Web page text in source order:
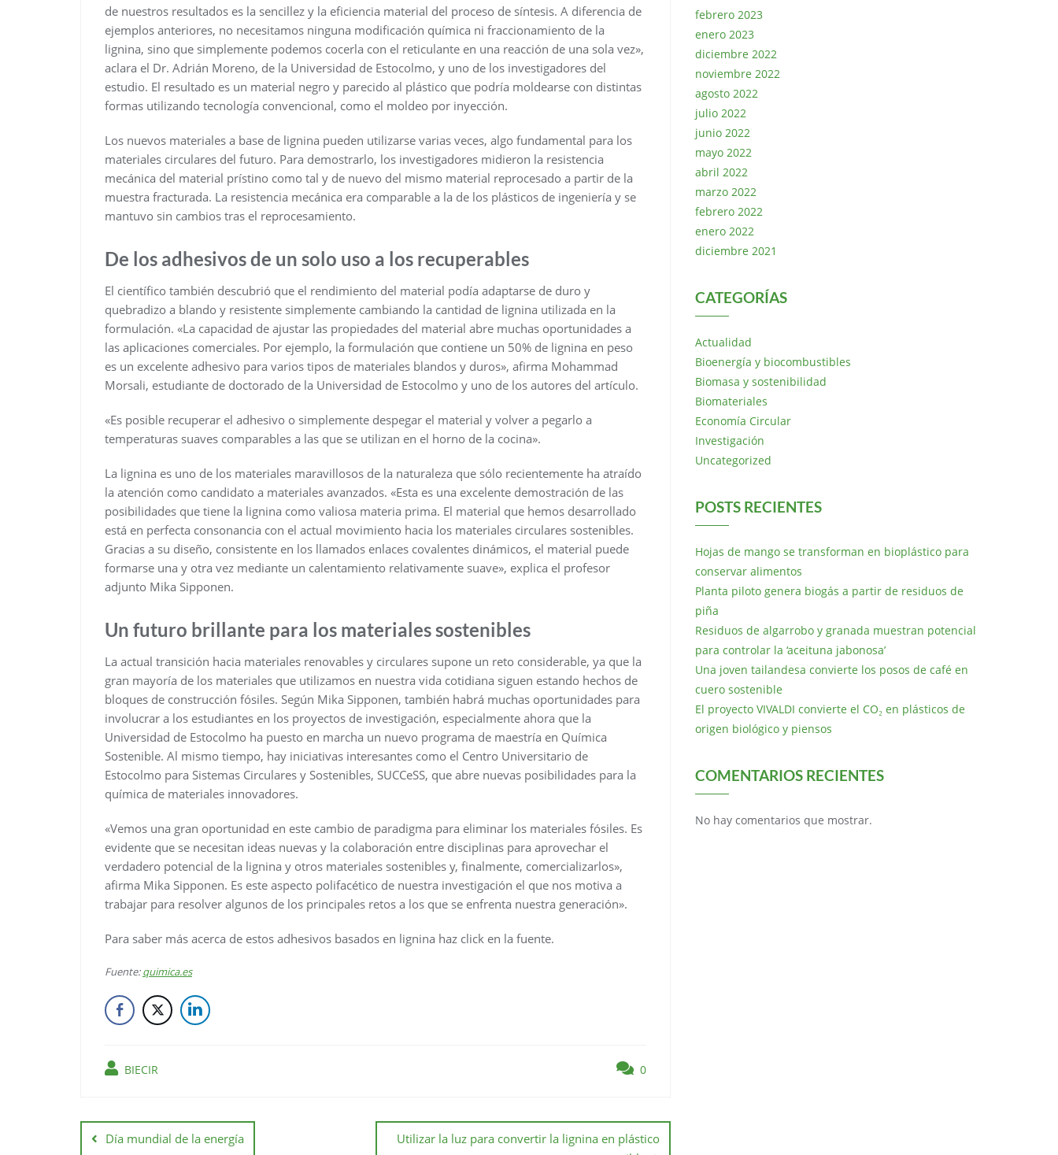
de nuestros resultados es la sencillez y la eficiencia material del proceso de síntesis. A diferencia de
ejemplos anteriores, no necesitamos ninguna modificación química ni fraccionamiento de la
lignina, sino que simplemente podemos cocerla con el reticulante en una reacción de una sola vez»,
aclara el Dr. Adrián Moreno, de la Universidad de Estocolmo, y uno de los investigadores del
estudio. El resultado es un material negro y parecido al plástico que podría moldearse con distintas
formas utilizando tecnología convencional, como el moldeo por inyección.
Los nuevos materiales a base de lignina pueden utilizarse varias veces, algo fundamental para los
materiales circulares del futuro. Para demostrarlo, los investigadores midieron la resistencia
mecánica del material prístino como tal y de nuevo del mismo material reprocesado a partir de la
muestra fracturada. La resistencia mecánica era comparable a la de los plásticos de ingeniería y se
mantuvo sin cambios tras el reprocesamiento.
De los adhesivos de un solo uso a los recuperables
El científico también descubrió que el rendimiento del material podía adaptarse de duro y
quebradizo a blando y resistente simplemente cambiando la cantidad de lignina utilizada en la
formulación. «La capacidad de ajustar las propiedades del material abre muchas oportunidades a
las aplicaciones comerciales. Por ejemplo, la formulación que contiene un 50% de lignina en peso
es un excelente adhesivo para varios tipos de materiales blandos y duros», afirma Mohammad
Morsali, estudiante de doctorado de la Universidad de Estocolmo y uno de los autores del artículo.
«Es posible recuperar el adhesivo o simplemente despegar el material y volver a pegarlo a
temperaturas suaves comparables a las que se utilizan en el horno de la cocina».
La lignina es uno de los materiales maravillosos de la naturaleza que sólo recientemente ha atraído
la atención como candidato a materiales avanzados. «Esta es una excelente demostración de las
posibilidades que tiene la lignina como valiosa materia prima. El material que hemos desarrollado
está en perfecta consonancia con el actual movimiento hacia los materiales circulares sostenibles.
Gracias a su diseño, consistente en los llamados enlaces covalentes dinámicos, el material puede
formarse una y otra vez mediante un calentamiento relativamente suave», explica el profesor
adjunto Mika Sipponen.
Un futuro brillante para los materiales sostenibles
La actual transición hacia materiales renovables y circulares supone un reto considerable, ya que la
gran mayoría de los materiales que utilizamos en nuestra vida cotidiana siguen estando hechos de
bloques de construcción fósiles. Según Mika Sipponen, también habrá muchas oportunidades para
involucrar a los estudiantes en los proyectos de investigación, especialmente ahora que la
Universidad de Estocolmo ha puesto en marcha un nuevo programa de maestría en Química
Sostenible. Al mismo tiempo, hay iniciativas interesantes como el Centro Universitario de
Estocolmo para Sistemas Circulares y Sostenibles, SUCCeSS, que abre nuevas posibilidades para la
química de materiales innovadores.
«Vemos una gran oportunidad en este cambio de paradigma para eliminar los materiales fósiles. Es
evidente que se necesitan ideas nuevas y la colaboración entre disciplinas para aprovechar el
verdadero potencial de la lignina y otros materiales sostenibles y, finalmente, comercializarlos»,
afirma Mika Sipponen. Es este aspecto polifacético de nuestra investigación el que nos motiva a
trabajar para resolver algunos de los principales retos a los que se enfrenta nuestra generación».
Para saber más acerca de estos adhesivos basados en lignina haz click en la fuente.
Fuente:quimica.es
BIECIR 0
Día mundial de la energía
Utilizar la luz para convertir la lignina en plástico
febrero 2023
enero 2023
diciembre 2022
noviembre 2022
agosto 2022
julio 2022
junio 2022
mayo 2022
abril 2022
marzo 2022
febrero 2022
enero 2022
diciembre 2021
CATEGORÍAS
Actualidad
Bioenergía y biocombustibles
Biomasa y sostenibilidad
Biomateriales
Economía Circular
Investigación
Uncategorized
POSTS RECIENTES
Hojas de mango se transforman en bioplástico para
conservar alimentos
Planta piloto genera biogás a partir de residuos de
piña
Residuos de algarrobo y granada muestran potencial
para controlar la ‘aceituna jabonosa’
Una joven tailandesa convierte los posos de café en
cuero sostenible
El proyecto VIVALDI convierte el CO₂ en plásticos de
origen biológico y piensos
COMENTARIOS RECIENTES
No hay comentarios que mostrar.